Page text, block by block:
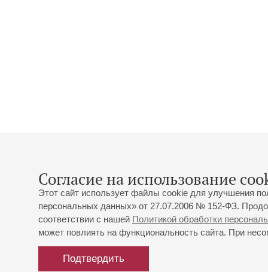
Согласие на использование
Этот сайт использует файлы cookie для улучшения
персональных данных» от 27.07.2006 № 152-ФЗ.
соответствии с нашей Политикой обработки
может повлиять на функциональность сайта. При
Подтвердить